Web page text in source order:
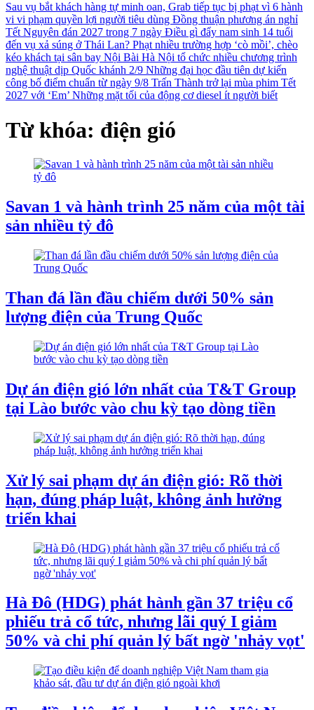
Sau vụ bắt khách hàng tự minh oan, Grab tiếp tục bị phạt vì 6 hành
vi vi phạm quyền lợi người tiêu dùng Đồng thuận phương án nghỉ
Tết Nguyên đán 2027 trong 7 ngày Điều gì đẩy nam sinh 14 tuổi
đến vụ xả súng ở Thái Lan? Phạt nhiều trường hợp ‘cò mồi’, chèo
kéo khách tại sân bay Nội Bài Hà Nội tổ chức nhiều chương trình
nghệ thuật dịp Quốc khánh 2/9 Những đại học đầu tiên dự kiến
công bố điểm chuẩn từ ngày 9/8 Trấn Thành trở lại mùa phim Tết
2027 với ‘Em’ Những mặt tối của động cơ diesel ít người biết
Từ khóa: điện gió
Savan 1 và hành trình 25 năm của một tài
sản nhiều tỷ đô
Than đá lần đầu chiếm dưới 50% sản
lượng điện của Trung Quốc
Dự án điện gió lớn nhất của T&T Group
tại Lào bước vào chu kỳ tạo dòng tiền
Xử lý sai phạm dự án điện gió: Rõ thời
hạn, đúng pháp luật, không ảnh hưởng
triển khai
Hà Đô (HDG) phát hành gần 37 triệu cổ
phiếu trả cổ tức, nhưng lãi quý I giảm
50% và chi phí quản lý bất ngờ 'nhảy vọt'